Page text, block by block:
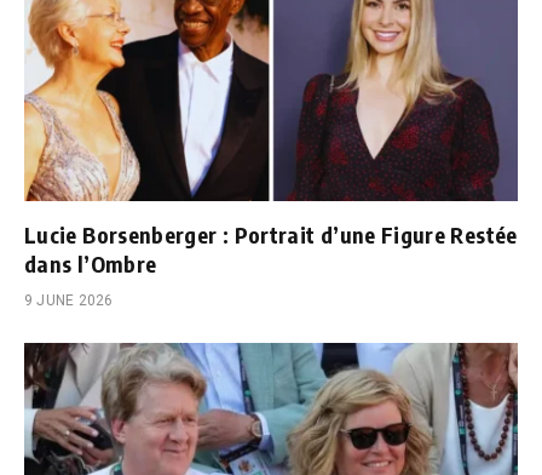
Lucie Borsenberger : Portrait d’une Figure Restée
dans l’Ombre
9 JUNE 2026